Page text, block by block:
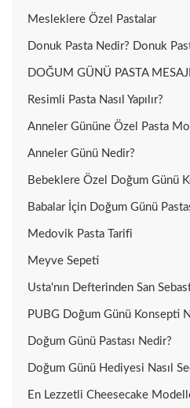
Mesleklere Özel Pastalar
Donuk Pasta Nedir? Donuk
DOĞUM GÜNÜ PASTA
Resimli Pasta Nasıl Yapılır?
Anneler Gününe Özel Pasta
Anneler Günü Nedir?
Bebeklere Özel Doğum Günü
Babalar İçin Doğum Günü
Medovik Pasta Tarifi
Meyve Sepeti
Usta'nın Defterinden San
PUBG Doğum Günü Konsepti
Doğum Günü Pastası Nedir?
Doğum Günü Hediyesi Nasıl
En Lezzetli Cheesecake